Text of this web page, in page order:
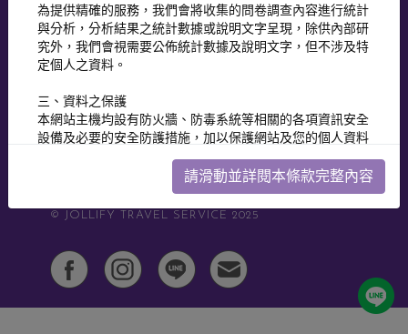
為提供精確的服務，我們會將收集的問卷調查內容進行統計
與分析，分析結果之統計數據或說明文字呈現，除供內部研
究外，我們會視需要公佈統計數據及說明文字，但不涉及特
定個人之資料。
三、資料之保護
本網站主機均設有防火牆、防毒系統等相關的各項資訊安全
設備及必要的安全防護措施，加以保護網站及您的個人資料
採用嚴格的保護措施，只由經過授權的人員才能接觸您的個
人資料，相關處理人員皆簽有保密合約，如有違反保密義務
者，將會受到相關的法律處分。
如因業務需要有必要委託其他單位提供服務時，本網站亦會
將確實遵守。
四、網站對外的相關連結
本網站的網頁提供其他網站的網路連結，您也可經由本網站
請滑動並詳閱本條款完整內容
鑫囍探索旅行社股份有限公司
台北市信義區松德路171號20樓
綜合旅行業 交觀綜字第223700號
旅行業品質保障協會 北2741號
© JOLLIFY TRAVEL SERVICE 2025